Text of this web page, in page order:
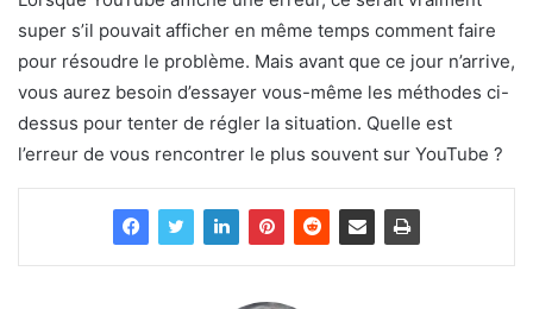
super s’il pouvait afficher en même temps comment faire
pour résoudre le problème. Mais avant que ce jour n’arrive,
vous aurez besoin d’essayer vous-même les méthodes ci-
dessus pour tenter de régler la situation. Quelle est
l’erreur de vous rencontrer le plus souvent sur YouTube ?